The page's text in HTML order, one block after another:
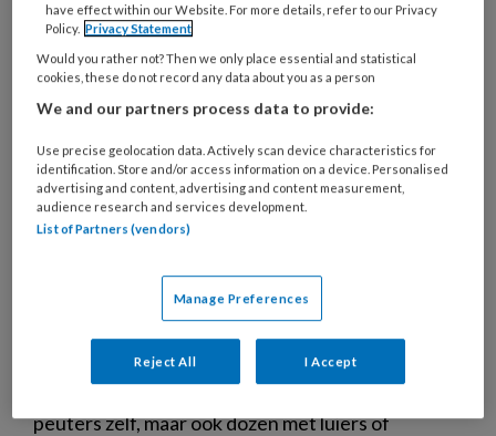
10 tips om op de juiste manier te
tillen
In de kinderopvang til je soms wat af. Baby’s en
peuters zelf, maar ook dozen met luiers of
have effect within our Website. For more details, refer to our Privacy
Policy. Privacy Statement
Would you rather not? Then we only place essential and statistical
cookies, these do not record any data about you as a person
We and our partners process data to provide:
Use precise geolocation data. Actively scan device characteristics for
identification. Store and/or access information on a device. Personalised
advertising and content, advertising and content measurement,
audience research and services development.
List of Partners (vendors)
Manage Preferences
Reject All I Accept